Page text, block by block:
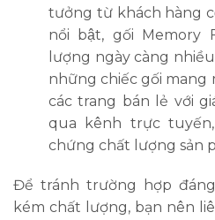
tưởng từ khách hàng
nổi bật, gối Memory
lượng ngày càng
những chiếc gối mang
các trang bán lẻ với
qua kênh trực
chứng chất lượng sản
Để tránh trường hợp
kém chất lượng, bạn nên